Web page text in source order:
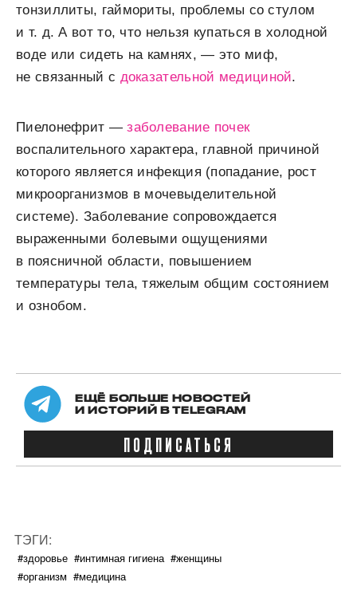
тонзиллиты, гаймориты, проблемы со стулом
и т. д.А вот то, что нельзя купаться в холодной
воде или сидеть на камнях, — это миф,
не связанный с доказательной медициной.
Пиелонефрит —заболевание почек
воспалительного характера, главной причиной
которого является инфекция (попадание, рост
микроорганизмов в мочевыделительной
системе). Заболевание сопровождается
выраженными болевыми ощущениями
в поясничной области, повышением
температуры тела, тяжелым общим состоянием
и ознобом.
ЕЩЁ БОЛЬШЕ НОВОСТЕЙ
И ИСТОРИЙ В TELEGRAM
ПОДПИСАТЬСЯ
ТЭГИ:
#здоровье #интимная гигиена #женщины
#организм #медицина